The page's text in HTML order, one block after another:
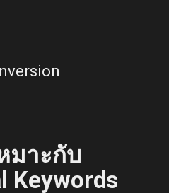
มาะกับ
Keywords